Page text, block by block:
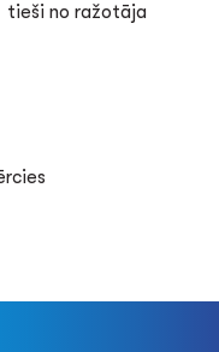
tieši no ražotāja